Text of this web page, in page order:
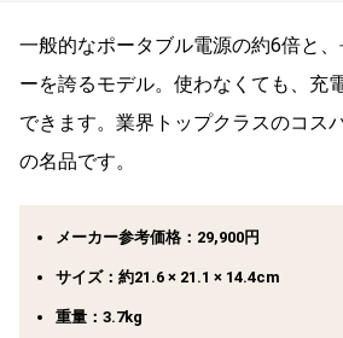
一般的なポータブル電源の約6倍と
ーを誇るモデル。使わなくても、充
できます。業界トップクラスのコス
の名品です。
メーカー参考価格：29,900円
サイズ：約21.6 × 21.1 × 14.4cm
重量：3.7kg